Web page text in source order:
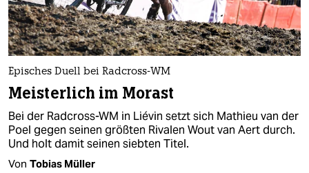
Episches Duell bei Radcross-WM
Meisterlich im Morast
Bei der Radcross-WM in Liévin setzt sich Mathieu van der
Poel gegen seinen größten Rivalen Wout van Aert durch.
Und holt damit seinen siebten Titel.
Von Tobias Müller